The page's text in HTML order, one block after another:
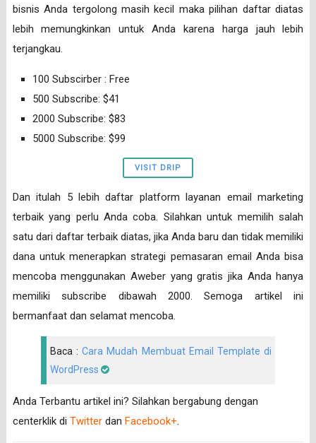
bisnis Anda tergolong masih kecil maka pilihan daftar diatas
lebih memungkinkan untuk Anda karena harga jauh lebih
terjangkau.
100 Subscirber : Free
500 Subscribe: $41
2000 Subscribe: $83
5000 Subscribe: $99
VISIT DRIP
Dan itulah 5 lebih daftar platform layanan email marketing
terbaik yang perlu Anda coba. Silahkan untuk memilih salah
satu dari daftar terbaik diatas, jika Anda baru dan tidak memiliki
dana untuk menerapkan strategi pemasaran email Anda bisa
mencoba menggunakan Aweber yang gratis jika Anda hanya
memiliki subscribe dibawah 2000. Semoga artikel ini
bermanfaat dan selamat mencoba.
Baca :Cara Mudah Membuat Email Template di
WordPress
Anda Terbantu artikel ini? Silahkan bergabung dengan
centerklik di Twitterdan Facebook+.